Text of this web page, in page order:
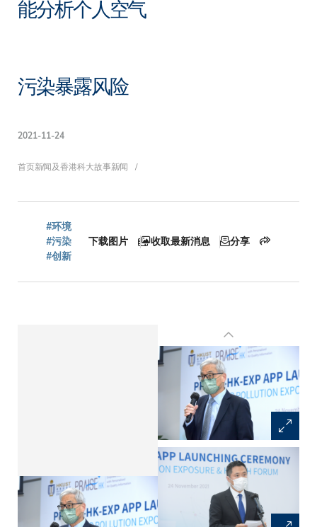
能分析个人空气
污染暴露风险
2021-11-24
面
包
屑
首页新闻及香港科大故事新闻
#环境
#污染
#创新
下载图片 收取最新消息 分享